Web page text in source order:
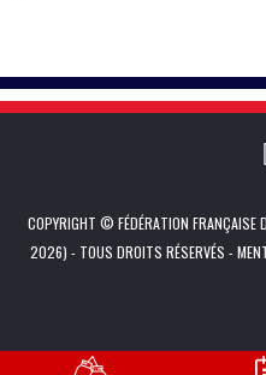
COPYRIGHT © FÉDÉRATION
2026) - TOUS DROITS RÉSERVÉS -